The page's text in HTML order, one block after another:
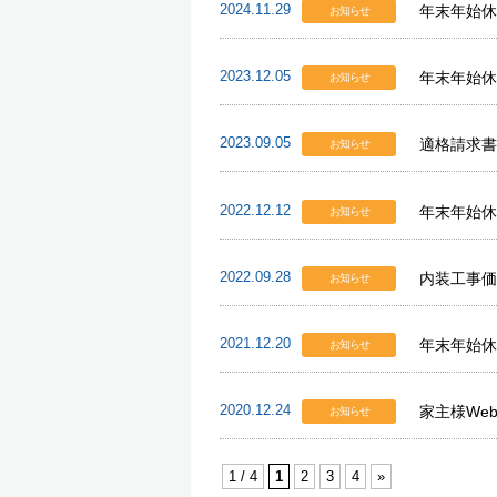
2024.11.29 お知らせ 年末年始
2023.12.05 お知らせ 年末年始
2023.09.05 お知らせ 適格請求
2022.12.12 お知らせ 年末年始
2022.09.28 お知らせ 内装工事
2021.12.20 お知らせ 年末年始
2020.12.24 お知らせ 家主様
1 / 4 1 2 3 4 »